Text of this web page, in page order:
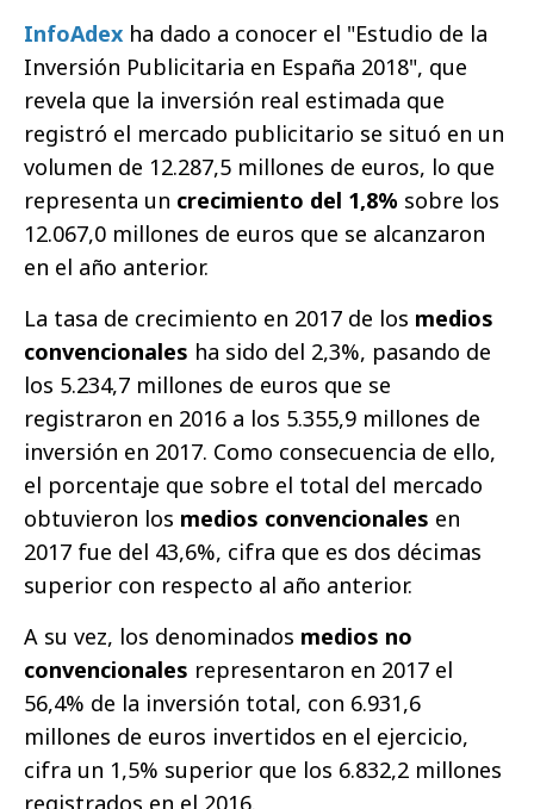
InfoAdex ha dado a conocer el "Estudio de la
Inversión Publicitaria en España 2018", que
revela que la inversión real estimada que
registró el mercado publicitario se situó en un
volumen de 12.287,5 millones de euros, lo que
representa un crecimiento del 1,8% sobre los
12.067,0 millones de euros que se alcanzaron
en el año anterior.
La tasa de crecimiento en 2017 de los medios
convencionales ha sido del 2,3%, pasando de
los 5.234,7 millones de euros que se
registraron en 2016 a los 5.355,9 millones de
inversión en 2017. Como consecuencia de ello,
el porcentaje que sobre el total del mercado
obtuvieron los medios convencionales en
2017 fue del 43,6%, cifra que es dos décimas
superior con respecto al año anterior.
A su vez, los denominados medios no
convencionales representaron en 2017 el
56,4% de la inversión total, con 6.931,6
millones de euros invertidos en el ejercicio,
cifra un 1,5% superior que los 6.832,2 millones